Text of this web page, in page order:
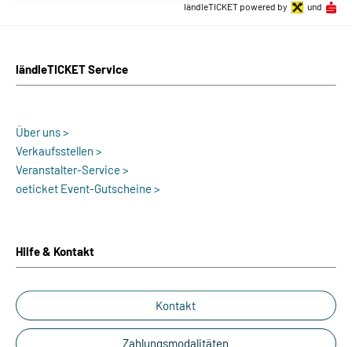
ländleTICKET Service
Über uns >
Verkaufsstellen >
Veranstalter-Service >
oeticket Event-Gutscheine >
Hilfe & Kontakt
Kontakt
Zahlungsmodalitäten
ländleTICKET powered by und